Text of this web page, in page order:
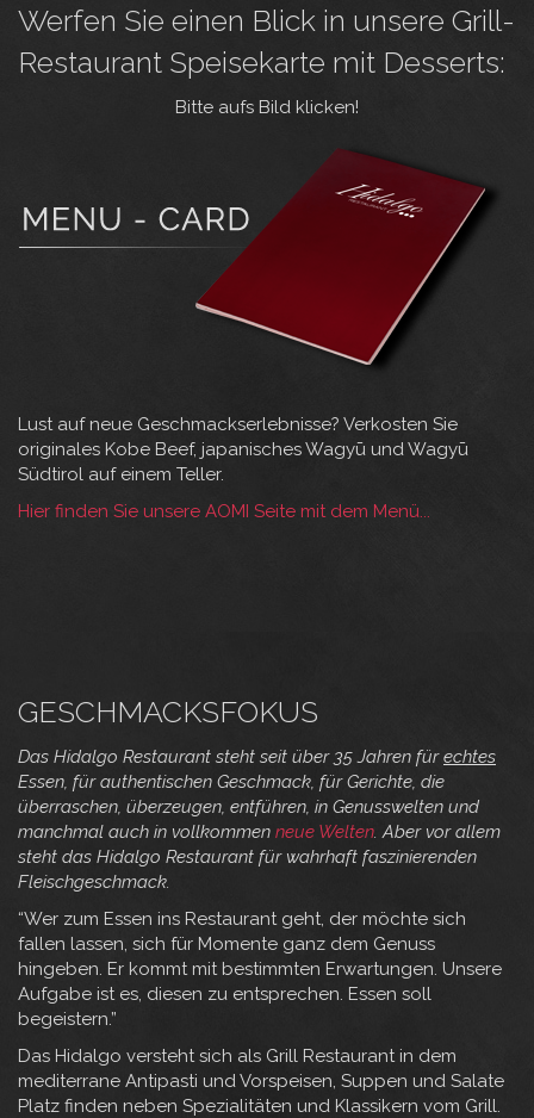
Werfen Sie einen Blick in unsere Grill-
Restaurant Speisekarte mit Desserts:
Bitte aufs Bild klicken!
Lust auf neue Geschmackserlebnisse? Verkosten Sie
originales Kobe Beef, japanisches Wagyū und Wagyū
Südtirol auf einem Teller.
Hier finden Sie unsere AOMI Seite mit dem Menü...
GESCHMACKSFOKUS
Das Hidalgo Restaurant steht seit über 35 Jahren fürechtes
Essen, für authentischen Geschmack, für Gerichte, die
überraschen, überzeugen, entführen, in Genusswelten und
manchmal auch in vollkommen neue Welten. Aber vor allem
steht das Hidalgo Restaurant für wahrhaft faszinierenden
Fleischgeschmack.
“Wer zum Essen ins Restaurant geht, der möchte sich
fallen lassen, sich für Momente ganz dem Genuss
hingeben. Er kommt mit bestimmten Erwartungen. Unsere
Aufgabe ist es, diesen zu entsprechen. Essen soll
begeistern.”
Das Hidalgo versteht sich als Grill Restaurant in dem
mediterrane Antipasti und Vorspeisen, Suppen und Salate
Platz finden neben Spezialitäten und Klassikern vom Grill.